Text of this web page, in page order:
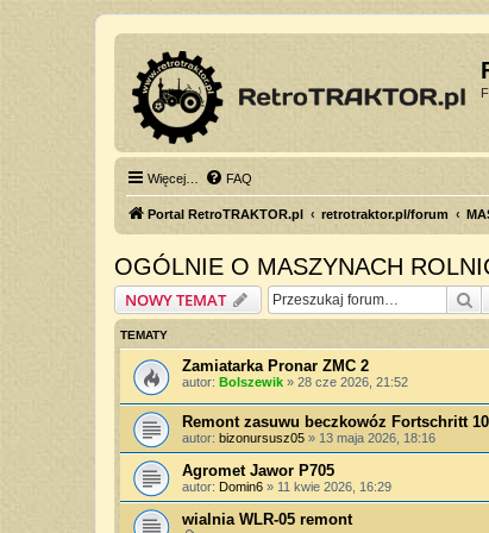
Więcej… FAQ
Portal RetroTRAKTOR.pl retrotraktor.pl/forum
OGÓLNIE O MASZYNACH
NOWY TEMAT
TEMATY
Zamiatarka Pronar ZMC 2
autor: Bolszewik » 28 cze 2026, 21:52
Remont zasuwu beczkowóz Fortschritt
autor: bizonursusz05 » 13 maja 2026, 18:16
Agromet Jawor P705
autor: Domin6 » 11 kwie 2026, 16:29
wialnia WLR-05 remont